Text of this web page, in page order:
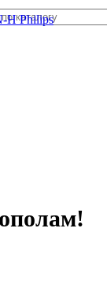
H Philips